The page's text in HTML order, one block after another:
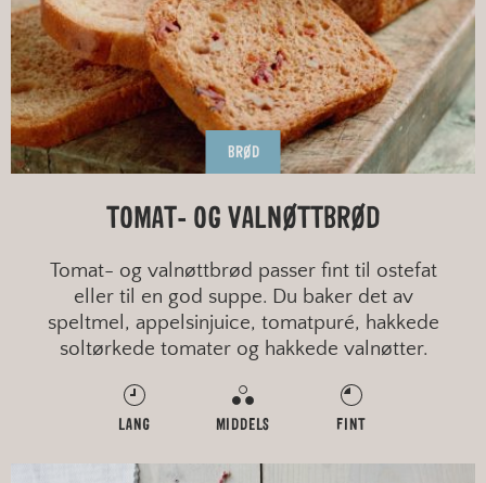
BRØD
TOMAT- OG VALNØTTBRØD
Tomat- og valnøttbrød passer fint til ostefat
eller til en god suppe. Du baker det av
speltmel, appelsinjuice, tomatpuré, hakkede
soltørkede tomater og hakkede valnøtter.
LANG MIDDELS FINT